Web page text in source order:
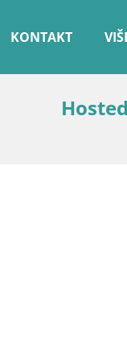
KONTAKT